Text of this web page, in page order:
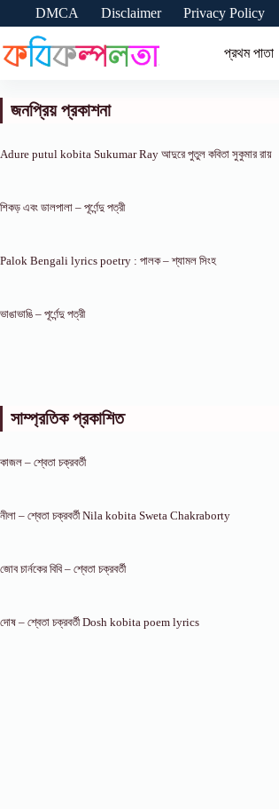
content
DMCA Disclaimer Privacy Policy
প্রথম পাতা
জনপ্রিয় প্রকাশনা
Adure putul kobita Sukumar Ray আদুরে পুতুল কবিতা সুকুমার রায়
শিকড় এবং ডালপালা – পূর্ণেন্দু পত্রী
Palok Bengali lyrics poetry : পালক – শ্যামল সিংহ
ভাঙাভাঙি – পূর্ণেন্দু পত্রী
সাম্প্রতিক প্রকাশিত
কাজল – শ্বেতা চক্রবর্তী
নীলা – শ্বেতা চক্রবর্তী Nila kobita Sweta Chakraborty
জোব চার্নকের বিবি – শ্বেতা চক্রবর্তী
দোষ – শ্বেতা চক্রবর্তী Dosh kobita poem lyrics